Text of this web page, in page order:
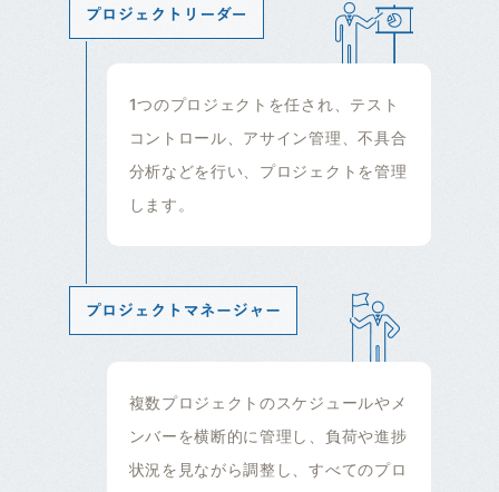
1つのプロジェクトを任され、テスト
コントロール、アサイン管理、不具合
分析などを行い、プロジェクトを管理
します。
複数プロジェクトのスケジュールやメ
ンバーを横断的に管理し、負荷や進捗
状況を見ながら調整し、すべてのプロ